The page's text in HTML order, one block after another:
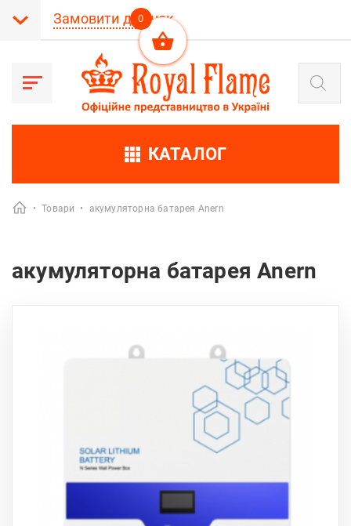
Замовити дзвінок
Пошук
товарів
КАТАЛОГ
• Товари • акумуляторна батарея Anern
акумуляторна батарея Anern
0